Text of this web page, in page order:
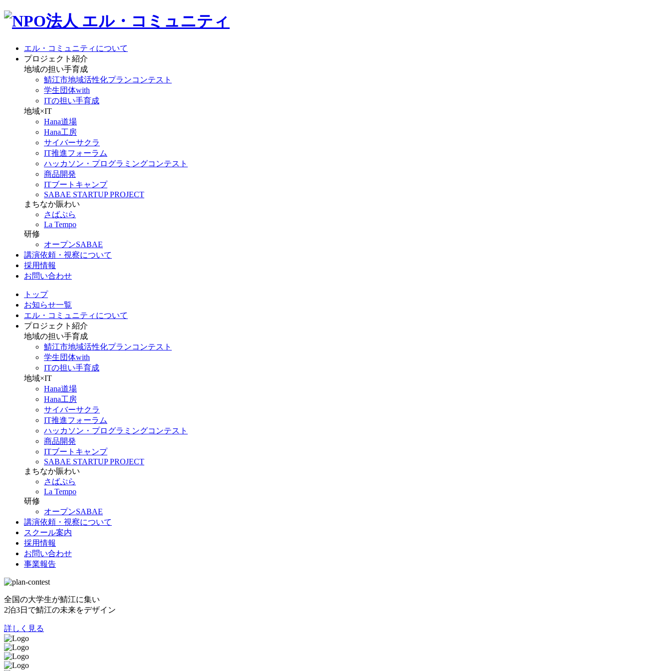
エル・コミュニティについて
プロジェクト紹介
地域の担い手育成
鯖江市地域活性化プランコンテスト
学生団体with
ITの担い手育成
地域×IT
Hana道場
Hana工房
サイバーサクラ
IT推進フォーラム
ハッカソン・プログラミングコンテスト
商品開発
ITブートキャンプ
SABAE STARTUP PROJECT
まちなか賑わい
さばぷら
La Tempo
研修
オープンSABAE
講演依頼・視察について
採用情報
お問い合わせ
トップ
お知らせ一覧
エル・コミュニティについて
プロジェクト紹介
地域の担い手育成
鯖江市地域活性化プランコンテスト
学生団体with
ITの担い手育成
地域×IT
Hana道場
Hana工房
サイバーサクラ
IT推進フォーラム
ハッカソン・プログラミングコンテスト
商品開発
ITブートキャンプ
SABAE STARTUP PROJECT
まちなか賑わい
さばぷら
La Tempo
研修
オープンSABAE
講演依頼・視察について
スクール案内
採用情報
お問い合わせ
事業報告
全国の大学生が鯖江に集い
2泊3日で鯖江の未来をデザイン
詳しく見る